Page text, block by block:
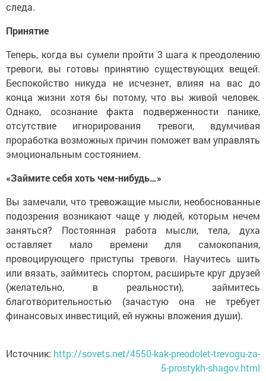
следа.
Принятие
Теперь, когда вы сумели пройти 3 шага к преодолению
тревоги, вы готовы принятию существующих вещей.
Беспокойство никуда не исчезнет, влияя на вас до
конца жизни хотя бы потому, что вы живой человек.
Однако, осознание факта подверженности панике,
отсутствие игнорирования тревоги, вдумчивая
проработка возможных причин поможет вам управлять
эмоциональным состоянием.
«Займите себя хоть чем-нибудь…»
Вы замечали, что тревожащие мысли, необоснованные
подозрения возникают чаще у людей, которым нечем
заняться? Постоянная работа мысли, тела, духа
оставляет мало времени для самокопания,
провоцирующего приступы тревоги. Научитесь шить
или вязать, займитесь спортом, расширьте круг друзей
(желательно, в реальности), займитесь
благотворительностью (зачастую она не требует
финансовых инвестиций, ей нужны вложения души).
Источник: http://sovets.net/4550-kak-preodolet-trevogu-za-
5-prostykh-shagov.html